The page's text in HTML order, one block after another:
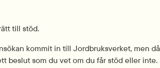
till stöd.
kommit in till Jordbruksverket, men då
beslut som du vet om du får stöd eller inte.